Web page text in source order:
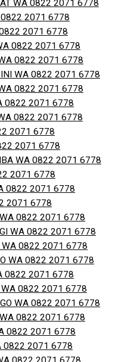
WA 0822 2071 6778
0822 2071 6778
0822 2071 6778
0822 2071 6778
0822 2071 6778
WA 0822 2071 6778
WA 0822 2071 6778
0822 2071 6778
0822 2071 6778
2071 6778
2071 6778
WA 0822 2071 6778
2071 6778
0822 2071 6778
2071 6778
WA 0822 2071 6778
WA 0822 2071 6778
WA 0822 2071 6778
WA 0822 2071 6778
0822 2071 6778
WA 0822 2071 6778
WA 0822 2071 6778
WA 0822 2071 6778
0822 2071 6778
0822 2071 6778